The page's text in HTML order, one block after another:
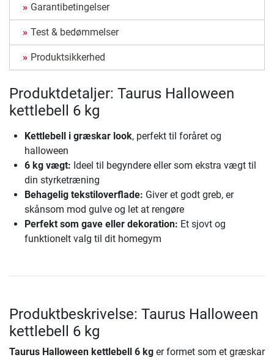
Garantibetingelser
Test & bedømmelser
Produktsikkerhed
Produktdetaljer: Taurus Halloween
kettlebell 6 kg
Kettlebell i græskar look, perfekt til foråret og
halloween
6 kg vægt: Ideel til begyndere eller som ekstra vægt til
din styrketræning
Behagelig tekstiloverflade: Giver et godt greb, er
skånsom mod gulve og let at rengøre
Perfekt som gave eller dekoration: Et sjovt og
funktionelt valg til dit homegym
Produktbeskrivelse: Taurus Halloween
kettlebell 6 kg
Taurus Halloween kettlebell 6 kg er formet som et græskar